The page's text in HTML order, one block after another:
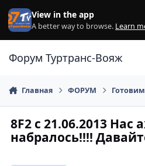
Перейти к содержанию
View in the app
A better way to browse. Learn
Форум Туртранс-Вояж
Главная ФОРУМ
8F2 с 21.06.2013 Нас
набралось!!!!